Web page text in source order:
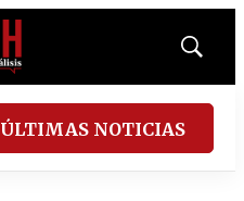
Mostrar
ÚLTIMAS NOTICIAS